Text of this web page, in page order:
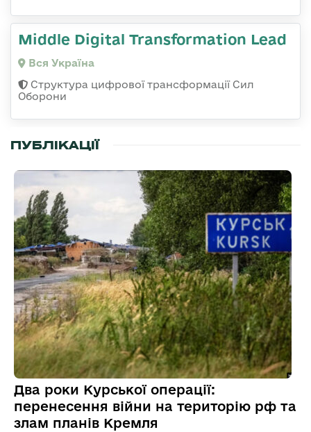
Middle Digital Transformation Lead
Вся Україна
Структура цифрової трансформації Сил
Оборони
ПУБЛІКАЦІЇ
Два роки Курської операції:
перенесення війни на територію рф та
злам планів Кремля